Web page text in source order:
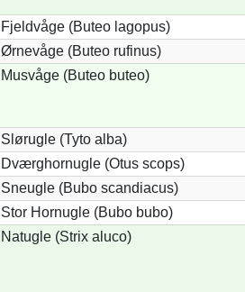
Fjeldvåge (Buteo lagopus)
Ørnevåge (Buteo rufinus)
Musvåge (Buteo buteo)
Slørugle (Tyto alba)
Dværghornugle (Otus scops)
Sneugle (Bubo scandiacus)
Stor Hornugle (Bubo bubo)
Natugle (Strix aluco)